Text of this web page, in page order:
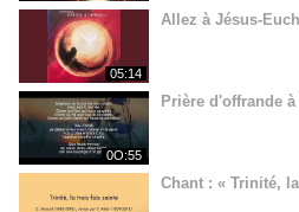
05:14
Allez à Jésus-
0O:55
Prière d'offrande
Chant : « Trinité,